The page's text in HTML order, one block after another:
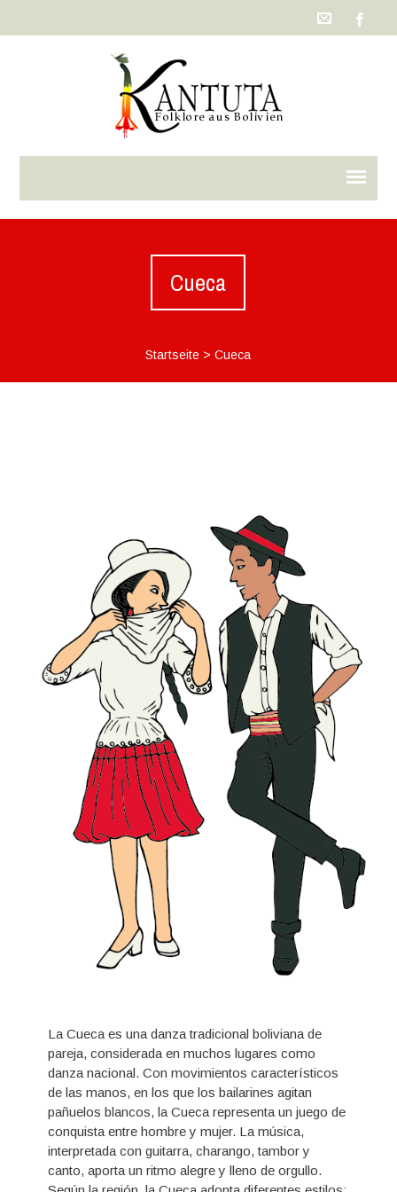
Cueca
Startseite >Cueca
La Cueca es una danza tradicional boliviana de
pareja, considerada en muchos lugares como
danza nacional. Con movimientos característicos
de las manos, en los que los bailarines agitan
pañuelos blancos, la Cueca representa un juego de
conquista entre hombre y mujer. La música,
interpretada con guitarra, charango, tambor y
canto, aporta un ritmo alegre y lleno de orgullo.